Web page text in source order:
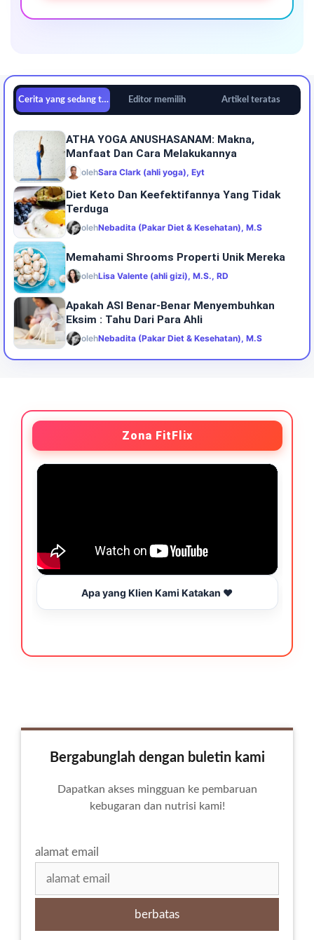
Cerita yang sedang tren Editor memilih Artikel teratas
ATHA YOGA ANUSHASANAM: Makna,
Manfaat Dan Cara Melakukannya
olehSara Clark (ahli yoga), Eyt
Diet Keto Dan Keefektifannya Yang Tidak
Terduga
olehNebadita (Pakar Diet & Kesehatan), M.S
Memahami Shrooms Properti Unik Mereka
olehLisa Valente (ahli gizi), M.S., RD
Apakah ASI Benar-Benar Menyembuhkan
Eksim : Tahu Dari Para Ahli
olehNebadita (Pakar Diet & Kesehatan), M.S
Zona FitFlix
Apa yang Klien Kami Katakan ❤️
Bergabunglah dengan buletin kami
Dapatkan akses mingguan ke pembaruan
kebugaran dan nutrisi kami!
alamat email